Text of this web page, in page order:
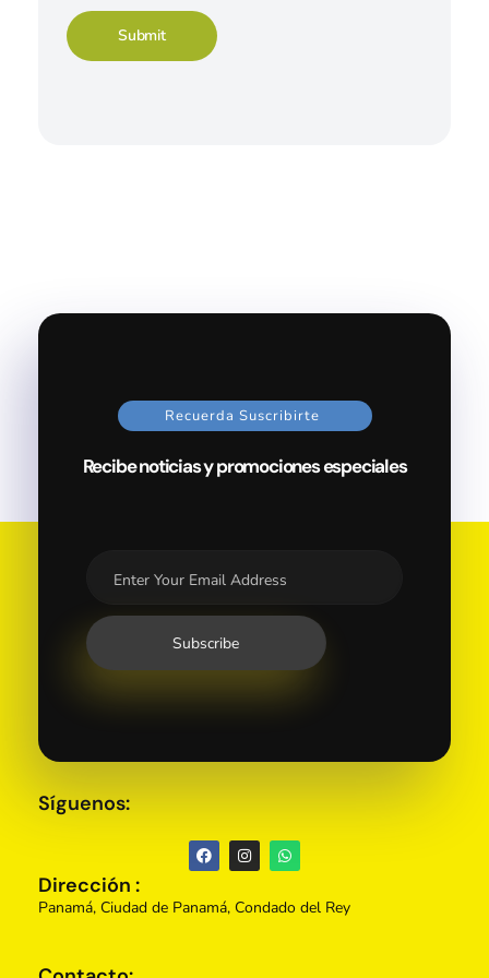
Recuerda Suscribirte
Recibe noticias y promociones especiales
Dirección :
Panamá, Ciudad de Panamá, Condado del Rey
Síguenos: